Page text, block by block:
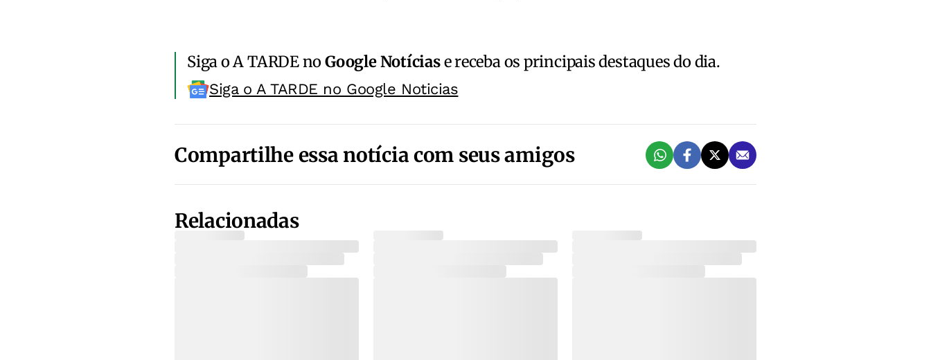
Siga o A TARDE noGoogle Notíciase receba os principais destaques do dia.
Siga o A TARDE no Google Noticias
Compartilhe essa notícia com seus amigos
Relacionadas